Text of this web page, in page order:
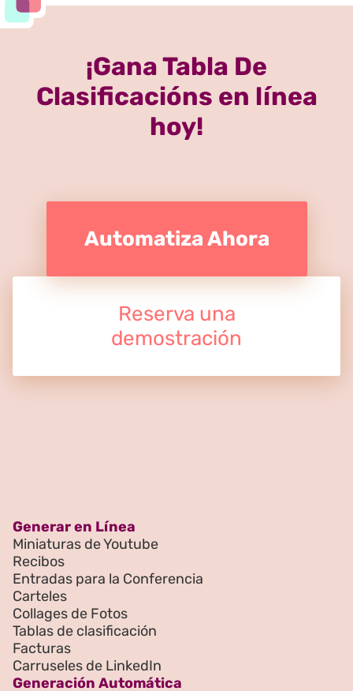
¡Gana Tabla De
Clasificacións en línea
hoy!
Automatiza Ahora
Reserva una
demostración
Generar en Línea
Miniaturas de Youtube
Recibos
Entradas para la Conferencia
Carteles
Collages de Fotos
Tablas de clasificación
Facturas
Carruseles de LinkedIn
Generación Automática